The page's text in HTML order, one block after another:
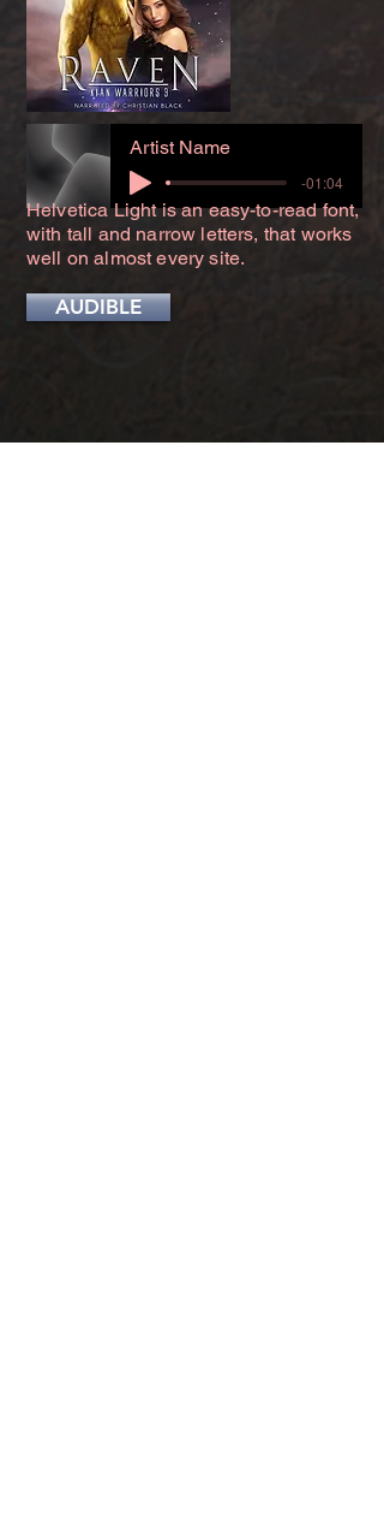
Artist Name
-01:04
Helvetica Light is an easy-to-read font,
with tall and narrow letters, that works
well on almost every site.
AUDIBLE